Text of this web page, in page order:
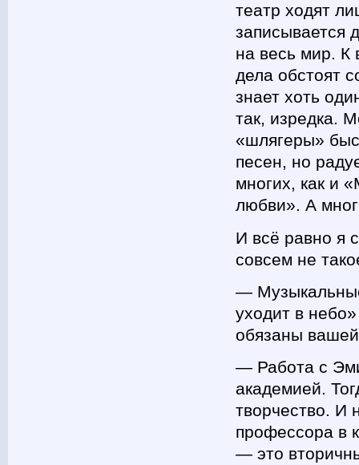
театр ходят
записывается
на весь мир. К
дела обстоят
знает хоть
так, изредка.
«шлягеры»
песен, но
многих, как и
любви». А
И всё равно я
совсем не
―
уходит в
обязаны
― Работа с
академией.
творчество. И
профессора в
— это